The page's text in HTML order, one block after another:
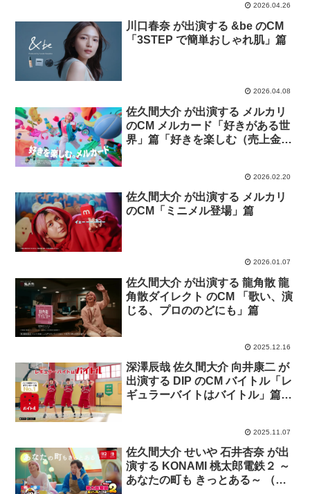
2026.04.26
川口春奈 が出演する &be のCM
「3STEP で簡単おしゃれ肌」篇
2026.04.08
佐久間大介 が出演する メルカリ
のCM メルカード「好きがある世
界」篇「好きを楽しむ（売上金が
2026.02.20
佐久間大介 が出演する メルカリ
のCM「ミニメル登場」篇
2026.01.07
佐久間大介 が出演する 龍角散 龍
角散ダイレクト のCM 「歌い、演
じる、プロののどにも」篇
2025.12.16
深澤辰哉 佐久間大介 向井康二 が
出演する DIP のCM バイトル「レ
ギュラーバイトはバイトル」篇、
2025.11.07
佐久間大介 せいや 石井杏奈 が出
演する KONAMI 桃太郎電鉄２ ～
あなたの町も きっとある～ （桃